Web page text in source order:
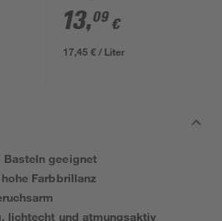
dunkelgrün 750 ml
13,09 €
17,45 € / Liter
Basteln geeignet
Farbbrillanz
lichtecht und atmungsaktiv